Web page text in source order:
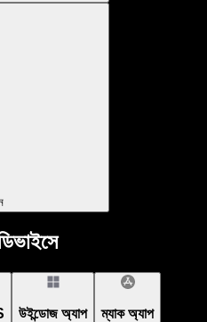
উইন্ডোজ অ্যাপ ম্যাক অ্যাপ